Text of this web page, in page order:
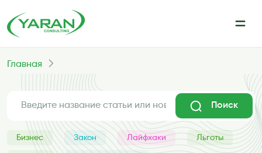
Главная
Поиск
Бизнес Закон Лайфхаки Льготы